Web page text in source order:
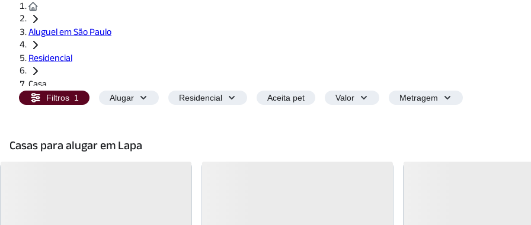
Aluguel em São Paulo
Residencial
Casa
Filtros 1 Alugar Residencial Aceita pet Valor Metragem
Casas para alugar em Lapa